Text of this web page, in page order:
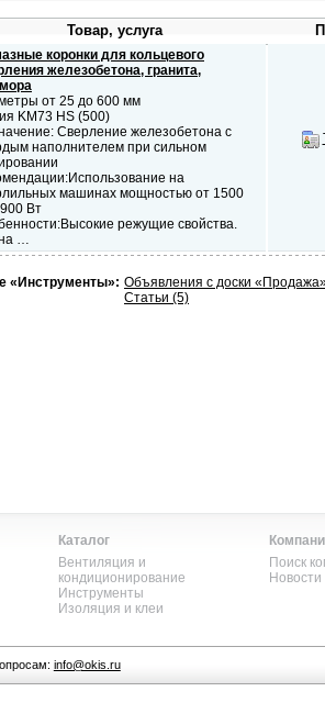
Товар, услуга
коронки для кольцевого
железобетона, гранита,
от 25 до 600 мм
KM73 HS (500)
Сверление железобетона с
наполнителем при сильном
на
машинах мощностью от 1500
Вт
режущие свойства.
…
«Инструменты»: Объявления с доски
Статьи (5)
Каталог
Вентиляция и
кондиционирование
Инструменты
Изоляция и клеи
Поиск
info@okis.ru